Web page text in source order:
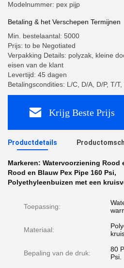
Modelnummer: pex pijp
Betaling & het Verschepen Termijnen
Min. bestelaantal: 5000
Prijs: to be Negotiated
Verpakking Details: polyzak, kleine
eisen van de klant
Levertijd: 45 dagen
Betalingscondities: L/C, D/A, D/P, T/T,
Krijg Beste Prijs
Productdetails
Markeren: Watervoorziening Rood
Rood en Blauw Pex Pipe 160 Psi,
Polyethyleenbuizen met een
Toepassing:
Materiaal:
Bepaling van de druk:
80
Psi.